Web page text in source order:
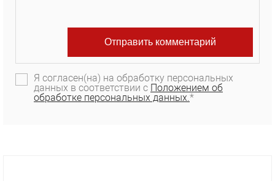
Я согласен(на) на обработку персональных
данных в соответствии с Положением об
обработке персональных данных.*